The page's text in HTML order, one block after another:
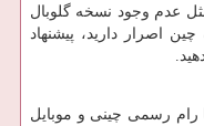
عدم وجود نسخه گلوبال
اصرار دارید، پیشنهاد
رسمی چینی و موبایل